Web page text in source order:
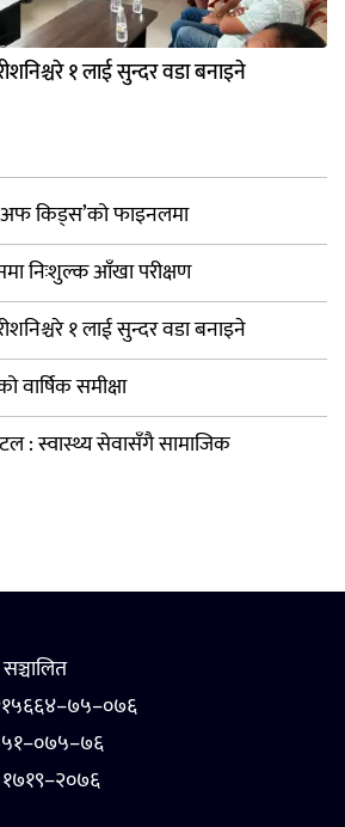
१ लाई सुन्दर वडा बनाइने
अफ किड्स’को फाइनलमा
निःशुल्क आँखा परीक्षण
१ लाई सुन्दर वडा बनाइने
वार्षिक समीक्षा
: स्वास्थ्य सेवासँगै सामाजिक
सञ्चालित
२१५६६४–७५–०७६